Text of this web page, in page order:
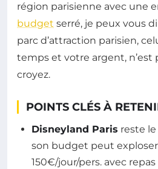
région parisienne avec une
budget serré, je peux vous
parc d’attraction parisien,
temps et votre argent, n’est
croyez.
POINTS CLÉS À
Disneyland Paris reste
son budget peut
150€/jour/pers. avec